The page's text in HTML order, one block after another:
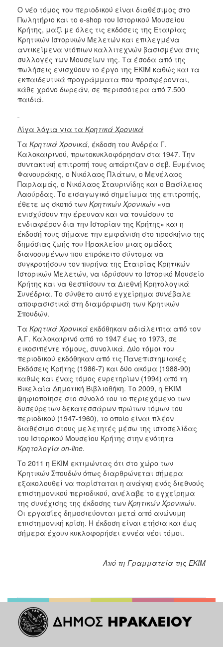
Ο νέο τόμος του περιοδικού είναι διαθέσιμος στο
Πωλητήριο και το e-shop του Ιστορικού Μουσείου
Κρήτης, μαζί με όλες τις εκδόσεις της Εταιρίας
Κρητικών Ιστορικών Μελετών και επιλεγμένα
αντικείμενα ντόπιων καλλιτεχνών βασισμένα στις
συλλογές των Μουσείων της. Τα έσοδα από της
πωλήσεις ενισχύουν το έργο της ΕΚΙΜ καθώς και τα
εκπαιδευτικά προγράμματα που προσφέρονται,
κάθε χρόνο δωρεάν, σε περισσότερα από 7.500
παιδιά.
Λίγα λόγια για τα Κρητικά Χρονικά
Τα Κρητικά Χρονικά, έκδοση του Ανδρέα Γ.
Καλοκαιρινού, πρωτοκυκλοφόρησαν στα 1947. Την
συντακτική επιτροπή τους απάρτιζαν ο σεβ. Ευμένιος
Φανουράκης, ο Νικόλαος Πλάτων, ο Μενέλαος
Παρλαμάς, ο Νικόλαος Σταυρινίδης και ο Βασίλειος
Λαούρδας. Το εισαγωγικό σημείωμα της επιτροπής,
έθετε ως σκοπό των Κρητικών Χρονικών «να
ενισχύσουν την έρευναν και να τονώσουν το
ενδιαφέρον δια την Ιστορίαν της Κρήτης» και η
έκδοσή τους σήμανε την εμφάνιση στο προσκήνιο της
δημόσιας ζωής του Ηρακλείου μιας ομάδας
διανοουμένων που επρόκειτο σύντομα να
συγκροτήσουν τον πυρήνα της Εταιρίας Κρητικών
Ιστορικών Μελετών, να ιδρύσουν το Ιστορικό Μουσείο
Κρήτης και να θεσπίσουν τα Διεθνή Κρητολογικά
Συνέδρια. Το σύνθετο αυτό εγχείρημα συνέβαλε
αποφασιστικά στη διαμόρφωση των Κρητικών
Σπουδών.
Τα Κρητικά Χρονικά εκδόθηκαν αδιάλειπτα από τον
Α.Γ. Καλοκαιρινό από το 1947 έως το 1973, σε
εικοσιπέντε τόμους, συνολικά. Δύο τόμοι του
περιοδικού εκδόθηκαν από τις Πανεπιστημιακές
Εκδόσεις Κρήτης (1986-7) και δύο ακόμα (1988-90)
καθώς και ένας τόμος ευρετηρίων (1994) από τη
Βικελαία Δημοτική Βιβλιοθήκη. Το 2009, η ΕΚΙΜ
ψηφιοποίησε στο σύνολό του το περιεχόμενο των
δυσεύρετων δεκατεσσάρων πρώτων τόμων του
περιοδικού (1947-1960), το οποίο είναι πλέον
διαθέσιμο στους μελετητές μέσω της ιστοσελίδας
του Ιστορικού Μουσείου Κρήτης στην ενότητα
Κρητολογία on-line.
Το 2011 η ΕΚΙΜ εκτιμώντας ότι στο χώρο των
Κρητικών Σπουδών όπως διαρθρώνεται σήμερα
εξακολουθεί να παρίσταται η ανάγκη ενός διεθνούς
επιστημονικού περιοδικού, ανέλαβε το εγχείρημα
της συνέχισης της έκδοσης των Κρητικών Χρονικών.
Οι εργασίες δημοσιεύονται μετά από ανώνυμη
επιστημονική κρίση. Η έκδοση είναι ετήσια και έως
σήμερα έχουν κυκλοφορήσει εννέα νέοι τόμοι.
Από τη Γραμματεία της ΕΚΙΜ